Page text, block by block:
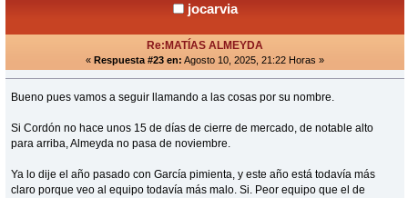
jocarvia
Re:MATÍAS ALMEYDA
« Respuesta #23 en: Agosto 10, 2025, 21:22 Horas »
Bueno pues vamos a seguir llamando a las cosas por su nombre.
Si Cordón no hace unos 15 de días de cierre de mercado, de notable alto
para arriba, Almeyda no pasa de noviembre.
Ya lo dije el año pasado con García pimienta, y este año está todavía más
claro porque veo al equipo todavía más malo. Si. Peor equipo que el de